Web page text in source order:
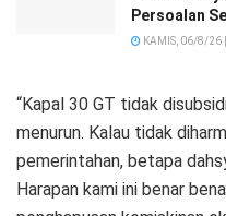
Persoalan
KAMIS, 06/8/26
“Kapal 30 GT tidak
menurun. Kalau tidak
pemerintahan, betapa
Harapan kami ini benar